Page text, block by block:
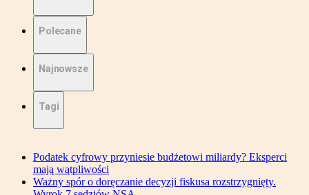
Polecane
Najnowsze
Tagi
Podatek cyfrowy przyniesie budżetowi miliardy? Eksperci
mają wątpliwości
Ważny spór o doręczanie decyzji fiskusa rozstrzygnięty.